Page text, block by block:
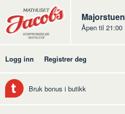
Butikker
Jacobs
Majorstuen
Åpen til 21:00
Logg inn Registrer deg
Bruk bonus i butikk